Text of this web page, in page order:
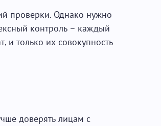
проверки. Однако нужно
контроль – каждый
и только их совокупность
доверять лицам с